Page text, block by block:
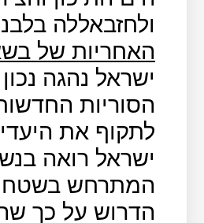
ולחזבאללה
האחריות של
ישראל נהגה
הסוריות
לתקוף את
ישראל רואה
המתרחש בשטח
הדרוש על כך